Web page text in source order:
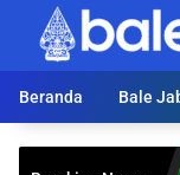
Langsung
konten
Beranda
Bale
KDS